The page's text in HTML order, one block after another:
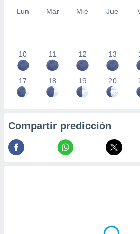
Lun Mar Mié Jue
10 11 12 13
17 18 19 20
Compartir predicción